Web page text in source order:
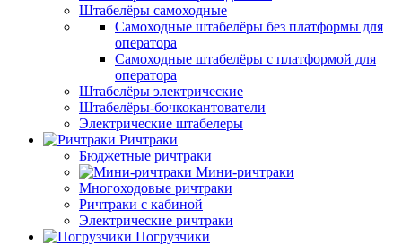
Штабелёры самоходные
Самоходные штабелёры без платформы для
оператора
Самоходные штабелёры с платформой для
оператора
Штабелёры электрические
Штабелёры-бочкокантователи
Электрические штабелеры
Ричтраки
Бюджетные ричтраки
Мини-ричтраки
Многоходовые ричтраки
Ричтраки с кабиной
Электрические ричтраки
Погрузчики